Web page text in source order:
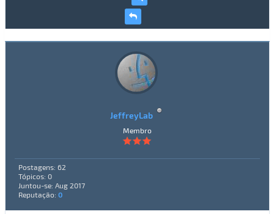
JeffreyLab
Membro
Postagens: 62
Tópicos: 0
Juntou-se: Aug 2017
Reputação: 0